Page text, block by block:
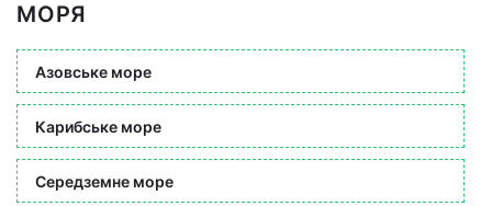
МОРЯ
Азовське море
Карибське море
Середземне море